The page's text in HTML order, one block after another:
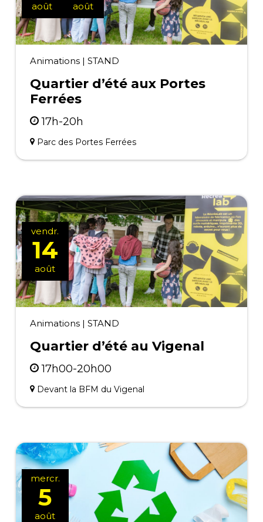
Animations| STAND
Quartier d’été aux Portes
Ferrées
17h-20h
Parc des Portes Ferrées
août août
Animations| STAND
Quartier d’été au Vigenal
17h00-20h00
Devant la BFM du Vigenal
vendr.
14
août
mercr.
5
août